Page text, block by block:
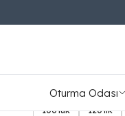
Oturma Odası
100'lük 120'lik